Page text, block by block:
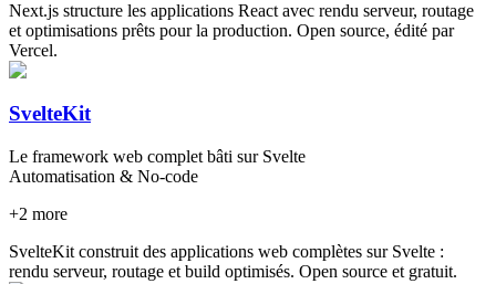
Next.js structure les applications React avec rendu serveur, routage
et optimisations prêts pour la production. Open source, édité par
Vercel.
SvelteKit
Le framework web complet bâti sur Svelte
Automatisation & No-code
+2 more
SvelteKit construit des applications web complètes sur Svelte :
rendu serveur, routage et build optimisés. Open source et gratuit.